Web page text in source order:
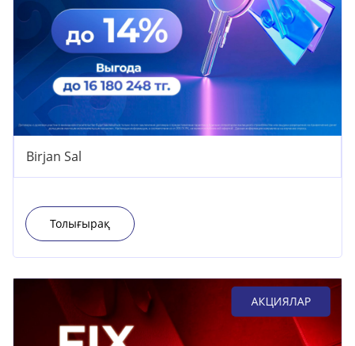
Birjan Sal
Толығырақ
АКЦИЯЛАР